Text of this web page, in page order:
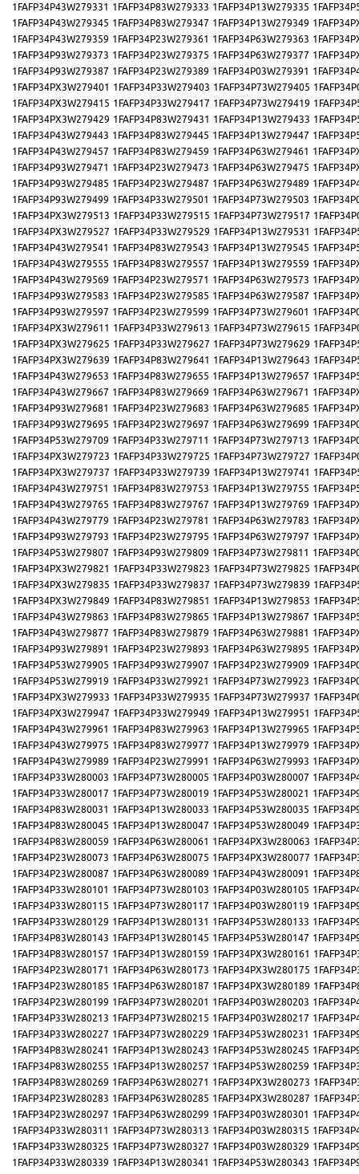
1FAFP34P43W279331 1FAFP34P83W279333 1FAFP34P13W279335
1FAFP34P43W279345 1FAFP34P83W279347 1FAFP34P13W279349
1FAFP34P43W279359 1FAFP34P23W279361 1FAFP34P63W279363
1FAFP34P93W279373 1FAFP34P23W279375 1FAFP34P63W279377
1FAFP34P93W279387 1FAFP34P23W279389 1FAFP34P03W279391
1FAFP34PX3W279401 1FAFP34P33W279403 1FAFP34P73W279405
1FAFP34PX3W279415 1FAFP34P33W279417 1FAFP34P73W279419
1FAFP34PX3W279429 1FAFP34P83W279431 1FAFP34P13W279433
1FAFP34P43W279443 1FAFP34P83W279445 1FAFP34P13W279447
1FAFP34P43W279457 1FAFP34P83W279459 1FAFP34P63W279461
1FAFP34P93W279471 1FAFP34P23W279473 1FAFP34P63W279475
1FAFP34P93W279485 1FAFP34P23W279487 1FAFP34P63W279489
1FAFP34P93W279499 1FAFP34P33W279501 1FAFP34P73W279503
1FAFP34PX3W279513 1FAFP34P33W279515 1FAFP34P73W279517
1FAFP34PX3W279527 1FAFP34P33W279529 1FAFP34P13W279531
1FAFP34P43W279541 1FAFP34P83W279543 1FAFP34P13W279545
1FAFP34P43W279555 1FAFP34P83W279557 1FAFP34P13W279559
1FAFP34P43W279569 1FAFP34P23W279571 1FAFP34P63W279573
1FAFP34P93W279583 1FAFP34P23W279585 1FAFP34P63W279587
1FAFP34P93W279597 1FAFP34P23W279599 1FAFP34P73W279601
1FAFP34PX3W279611 1FAFP34P33W279613 1FAFP34P73W279615
1FAFP34PX3W279625 1FAFP34P33W279627 1FAFP34P73W279629
1FAFP34PX3W279639 1FAFP34P83W279641 1FAFP34P13W279643
1FAFP34P43W279653 1FAFP34P83W279655 1FAFP34P13W279657
1FAFP34P43W279667 1FAFP34P83W279669 1FAFP34P63W279671
1FAFP34P93W279681 1FAFP34P23W279683 1FAFP34P63W279685
1FAFP34P93W279695 1FAFP34P23W279697 1FAFP34P63W279699
1FAFP34P53W279709 1FAFP34P33W279711 1FAFP34P73W279713
1FAFP34PX3W279723 1FAFP34P33W279725 1FAFP34P73W279727
1FAFP34PX3W279737 1FAFP34P33W279739 1FAFP34P13W279741
1FAFP34P43W279751 1FAFP34P83W279753 1FAFP34P13W279755
1FAFP34P43W279765 1FAFP34P83W279767 1FAFP34P13W279769
1FAFP34P43W279779 1FAFP34P23W279781 1FAFP34P63W279783
1FAFP34P93W279793 1FAFP34P23W279795 1FAFP34P63W279797
1FAFP34P53W279807 1FAFP34P93W279809 1FAFP34P73W279811
1FAFP34PX3W279821 1FAFP34P33W279823 1FAFP34P73W279825
1FAFP34PX3W279835 1FAFP34P33W279837 1FAFP34P73W279839
1FAFP34PX3W279849 1FAFP34P83W279851 1FAFP34P13W279853
1FAFP34P43W279863 1FAFP34P83W279865 1FAFP34P13W279867
1FAFP34P43W279877 1FAFP34P83W279879 1FAFP34P63W279881
1FAFP34P93W279891 1FAFP34P23W279893 1FAFP34P63W279895
1FAFP34P53W279905 1FAFP34P93W279907 1FAFP34P23W279909
1FAFP34P53W279919 1FAFP34P33W279921 1FAFP34P73W279923
1FAFP34PX3W279933 1FAFP34P33W279935 1FAFP34P73W279937
1FAFP34PX3W279947 1FAFP34P33W279949 1FAFP34P13W279951
1FAFP34P43W279961 1FAFP34P83W279963 1FAFP34P13W279965
1FAFP34P43W279975 1FAFP34P83W279977 1FAFP34P13W279979
1FAFP34P43W279989 1FAFP34P23W279991 1FAFP34P63W279993
1FAFP34P33W280003 1FAFP34P73W280005 1FAFP34P03W280007
1FAFP34P33W280017 1FAFP34P73W280019 1FAFP34P53W280021
1FAFP34P83W280031 1FAFP34P13W280033 1FAFP34P53W280035
1FAFP34P83W280045 1FAFP34P13W280047 1FAFP34P53W280049
1FAFP34P83W280059 1FAFP34P63W280061 1FAFP34PX3W280063
1FAFP34P23W280073 1FAFP34P63W280075 1FAFP34PX3W280077
1FAFP34P23W280087 1FAFP34P63W280089 1FAFP34P43W280091
1FAFP34P33W280101 1FAFP34P73W280103 1FAFP34P03W280105
1FAFP34P33W280115 1FAFP34P73W280117 1FAFP34P03W280119
1FAFP34P33W280129 1FAFP34P13W280131 1FAFP34P53W280133
1FAFP34P83W280143 1FAFP34P13W280145 1FAFP34P53W280147
1FAFP34P83W280157 1FAFP34P13W280159 1FAFP34PX3W280161
1FAFP34P23W280171 1FAFP34P63W280173 1FAFP34PX3W280175
1FAFP34P23W280185 1FAFP34P63W280187 1FAFP34PX3W280189
1FAFP34P23W280199 1FAFP34P73W280201 1FAFP34P03W280203
1FAFP34P33W280213 1FAFP34P73W280215 1FAFP34P03W280217
1FAFP34P33W280227 1FAFP34P73W280229 1FAFP34P53W280231
1FAFP34P83W280241 1FAFP34P13W280243 1FAFP34P53W280245
1FAFP34P83W280255 1FAFP34P13W280257 1FAFP34P53W280259
1FAFP34P83W280269 1FAFP34P63W280271 1FAFP34PX3W280273
1FAFP34P23W280283 1FAFP34P63W280285 1FAFP34PX3W280287
1FAFP34P23W280297 1FAFP34P63W280299 1FAFP34P03W280301
1FAFP34P33W280311 1FAFP34P73W280313 1FAFP34P03W280315
1FAFP34P33W280325 1FAFP34P73W280327 1FAFP34P03W280329
1FAFP34P33W280339 1FAFP34P13W280341 1FAFP34P53W280343